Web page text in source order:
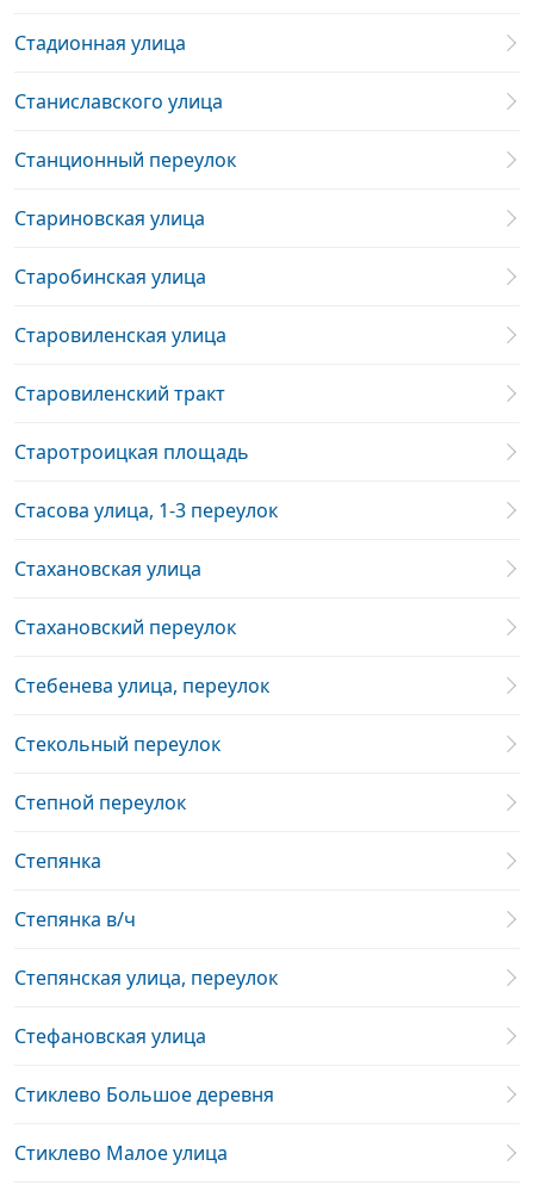
Стадионная улица
Станиславского улица
Станционный переулок
Стариновская улица
Старобинская улица
Старовиленская улица
Старовиленский тракт
Старотроицкая площадь
Стасова улица, 1-3 переулок
Стахановская улица
Стахановский переулок
Стебенева улица, переулок
Стекольный переулок
Степной переулок
Степянка
Степянка в/ч
Степянская улица, переулок
Стефановская улица
Стиклево Большое деревня
Стиклево Малое улица